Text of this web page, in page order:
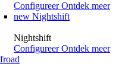
Configureer Ontdek meer
new Nightshift
Nightshift
Configureer Ontdek meer